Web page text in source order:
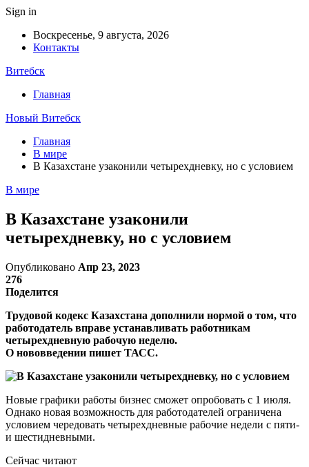
Sign in
Воскресенье, 9 августа, 2026
Контакты
Витебск
Главная
Новый Витебск
Главная
В мире
В Казахстане узаконили четырехдневку, но с условием
В мире
В Казахстане узаконили
четырехдневку, но с условием
Опубликовано Апр 23, 2023
276
Поделится
Трудовой кодекс Казахстана дополнили нормой о том, что
работодатель вправе устанавливать работникам
четырехдневную рабочую неделю.
О нововведении пишет ТАСС.
Новые графики работы бизнес сможет опробовать с 1 июля.
Однако новая возможность для работодателей ограничена
условием чередовать четырехдневные рабочие недели с пяти-
и шестидневными.
Сейчас читают